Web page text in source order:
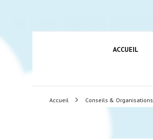
ACCUEIL
Accueil Conseils & Organisations